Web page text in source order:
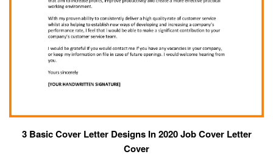
3 Basic Cover Letter Designs In 2020 Job Cover Letter
Cover